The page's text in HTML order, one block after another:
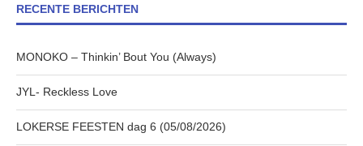
RECENTE BERICHTEN
MONOKO – Thinkin’ Bout You (Always)
JYL- Reckless Love
LOKERSE FEESTEN dag 6 (05/08/2026)